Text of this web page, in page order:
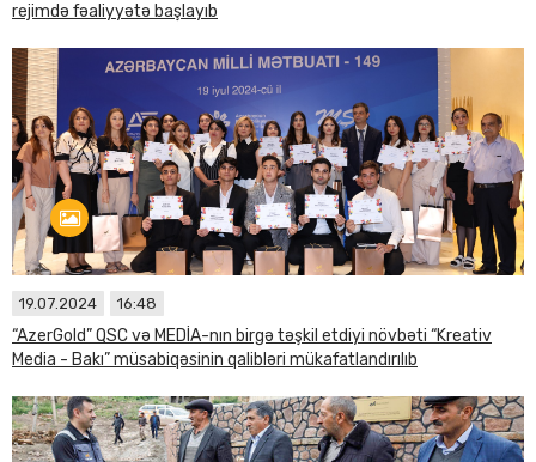
rejimdə fəaliyyətə başlayıb
19.07.2024 16:48
“AzerGold” QSC və MEDİA-nın birgə təşkil etdiyi növbəti “Kreativ
Media - Bakı” müsabiqəsinin qalibləri mükafatlandırılıb